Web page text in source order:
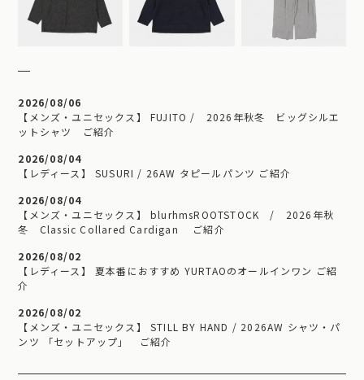
2026/08/06
【メンズ・ユニセックス】 FUJITO / 2026年秋冬 ビッグシルエ
ットシャツ ご紹介
2026/08/04
【レディース】 SUSURI / 26AW タピールパンツ ご紹介
2026/08/04
【メンズ・ユニセックス】 blurhmsROOTSTOCK / 2026年秋
冬 Classic Collared Cardigan ご紹介
2026/08/02
【レディース】 夏本番におすすめ YURTAOのオールインワン ご紹
介
2026/08/02
【メンズ・ユニセックス】 STILL BY HAND / 2026AW シャツ・パ
ンツ 「セットアップ」 ご紹介